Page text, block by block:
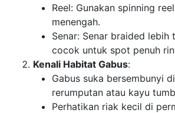
Reel: Gunakan spinning
menengah.
Senar: Senar braided lebih
cocok untuk spot penuh
Kenali Habitat Gabus:
Gabus suka bersembunyi
rerumputan atau kayu
Perhatikan riak kecil di